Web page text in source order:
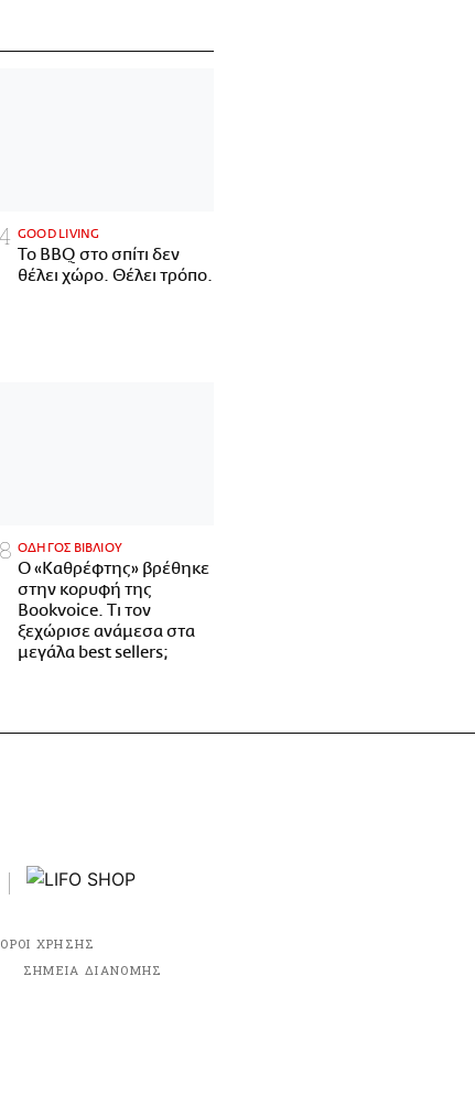
GOOD LIVING
Το BBQ στο σπίτι δεν
θέλει χώρο. Θέλει τρόπο.
ΟΔΗΓΟΣ ΒΙΒΛΙΟΥ
Ο «Καθρέφτης» βρέθηκε
στην κορυφή της
Bookvoice. Τι τον
ξεχώρισε ανάμεσα στα
μεγάλα best sellers;
ΟΡΟΙ ΧΡΗΣΗΣ
ΣΗΜΕΙΑ ΔΙΑΝΟΜΗΣ